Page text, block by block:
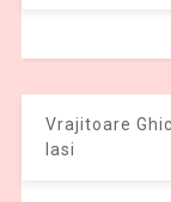
Vrajitoare
Iasi